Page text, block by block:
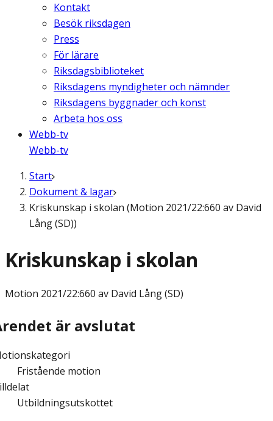
Kontakt
Besök riksdagen
Press
För lärare
Riksdagsbiblioteket
Riksdagens myndigheter och nämnder
Riksdagens byggnader och konst
Arbeta hos oss
Webb-tv
Webb-tv
Start
Dokument & lagar
Kriskunskap i skolan (Motion 2021/22:660 av David
Lång (SD))
Kriskunskap i skolan
Motion 2021/22:660 av David Lång (SD)
är avslutat
Fristående motion
Utbildningsutskottet